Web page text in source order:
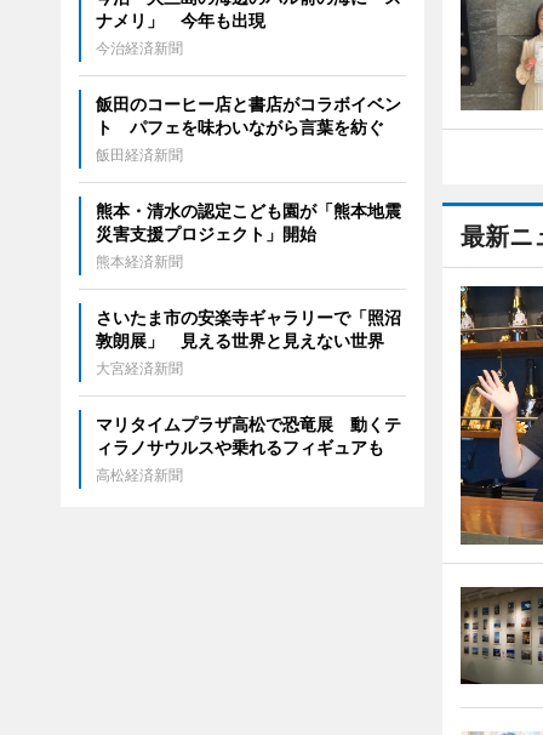
最新ニ
ナメリ」 今年も出現
今治経済新聞
飯田のコーヒー店と書店がコラボイベン
ト パフェを味わいながら言葉を紡ぐ
飯田経済新聞
熊本・清水の認定こども園が「熊本地震
災害支援プロジェクト」開始
熊本経済新聞
さいたま市の安楽寺ギャラリーで「照沼
敦朗展」 見える世界と見えない世界
大宮経済新聞
マリタイムプラザ高松で恐竜展 動くテ
ィラノサウルスや乗れるフィギュアも
高松経済新聞